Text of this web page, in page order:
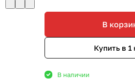
В
Купить в 1
В наличии